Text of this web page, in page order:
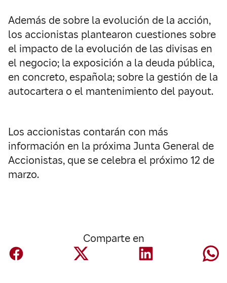
Además de sobre la evolución de la acción,
los accionistas plantearon cuestiones sobre
el impacto de la evolución de las divisas en
el negocio; la exposición a la deuda pública,
en concreto, española; sobre la gestión de la
autocartera o el mantenimiento del payout.
Los accionistas contarán con más
información en la próxima Junta General de
Accionistas, que se celebra el próximo 12 de
marzo.
Comparte en